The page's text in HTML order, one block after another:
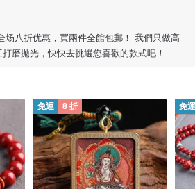
场八折优惠，買兩件全館包郵！ 我們只做高
磨拋光，快快去挑選您喜歡的款式吧！
免運 8 折 免